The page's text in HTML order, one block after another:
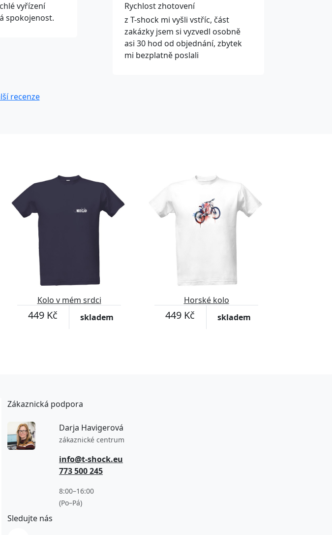
vyřízení
spokojenost.
Rychlost zhotovení
z T-shock mi vyšli vstříc, část
zakázky jsem si vyzvedl osobně
asi 30 hod od objednání, zbytek
mi bezplatně poslali
recenze
Kolo v mém srdci
449 Kč skladem
Horské kolo
449 Kč skladem
Zákaznická podpora
Darja Havigerová
zákaznické centrum
info@t-shock.eu
773 500 245
8:00–16:00
(Po–Pá)
Sledujte nás